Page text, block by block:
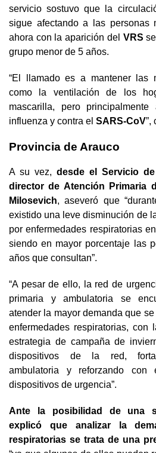
servicio sostuvo que la
sigue afectando a las personas
ahora con la aparición del VRS
grupo menor de 5 años.
“El llamado es a mantener las
como la ventilación de los
mascarilla, pero
influenza y contra el SARS-CoV”,
Provincia de Arauco
A su vez, desde el Servicio
director de Atención Primaria
Milosevich, aseveró que
existido una leve disminución de
por enfermedades respiratorias
siendo en mayor porcentaje las
años que consultan”.
“A pesar de ello, la red de
primaria y ambulatoria se
atender la mayor demanda que
enfermedades respiratorias, con
estrategia de campaña de
dispositivos de la red,
ambulatoria y reforzando con
dispositivos de urgencia”.
Ante la posibilidad de una
explicó que analizar la
respiratorias se trata de una